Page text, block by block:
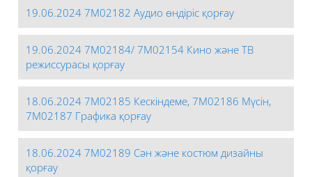
19.06.2024 7М02182 Аудио өндіріс қорғау
19.06.2024 7М02184/ 7М02154 Кино және ТВ
режиссурасы қорғау
18.06.2024 7М02185 Кескіндеме, 7М02186 Мүсін,
7М02187 Графика қорғау
18.06.2024 7М02189 Сән және костюм дизайны
қорғау